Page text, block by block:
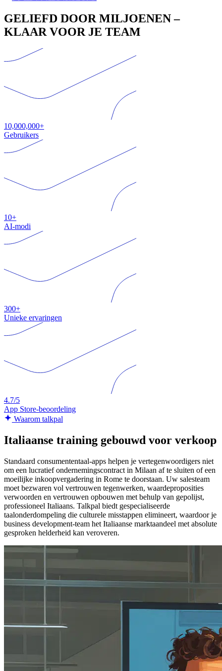
GELIEFD DOOR MILJOENEN –
KLAAR VOOR JE TEAM
10,000,000+
Gebruikers
10+
AI-modi
300+
Unieke ervaringen
4.7/5
App Store-beoordeling
Waarom talkpal
Italiaanse training gebouwd voor verkoop
Standaard consumententaal-apps helpen je vertegenwoordigers niet
om een lucratief ondernemingscontract in Milaan af te sluiten of een
moeilijke inkoopvergadering in Rome te doorstaan. Uw salesteam
moet bezwaren vol vertrouwen tegenwerken, waardeproposities
verwoorden en vertrouwen opbouwen met behulp van gepolijst,
professioneel Italiaans. Talkpal biedt gespecialiseerde
taalonderdompeling die culturele misstappen elimineert, waardoor je
business development-team het Italiaanse marktaandeel met absolute
gesproken helderheid kan veroveren.